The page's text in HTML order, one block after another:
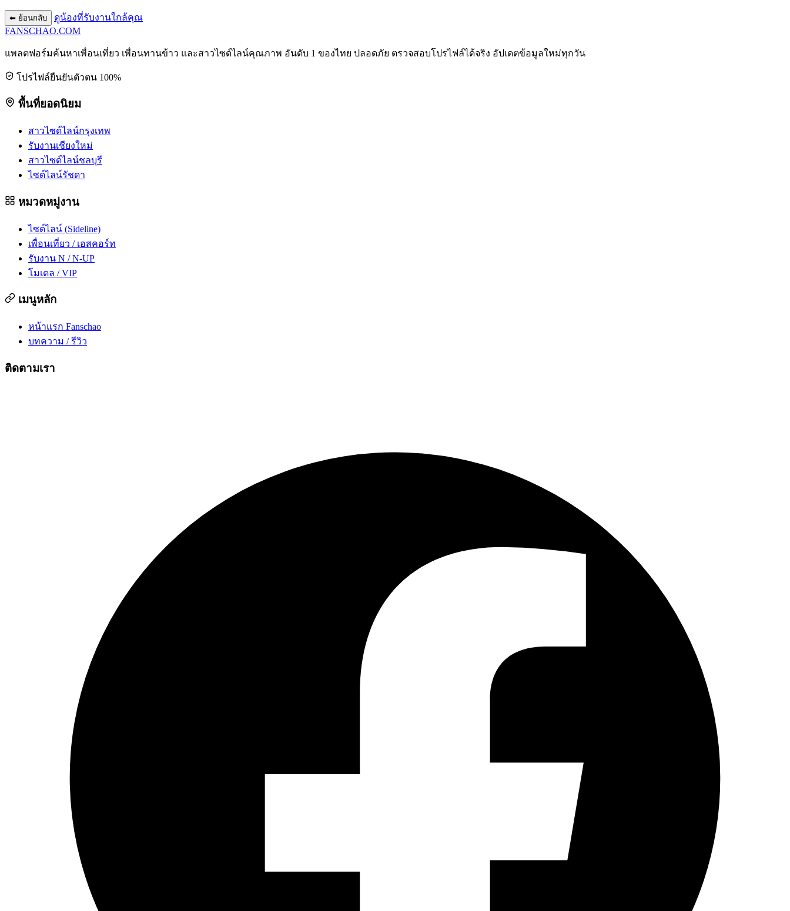
⬅ ย้อนกลับ
ดูน้องที่รับงานใกล้คุณ
FANSCHAO.COM
แพลตฟอร์มค้นหาเพื่อนเที่ยว เพื่อนทานข้าว และสาวไซด์ไลน์คุณภาพ อันดับ 1 ของไทย ปลอดภัย ตรวจสอบโปรไฟล์ได้จริง อัปเดตข้อมูลใหม่ทุกวัน
โปรไฟล์ยืนยันตัวตน 100%
พื้นที่ยอดนิยม
สาวไซด์ไลน์กรุงเทพ
รับงานเชียงใหม่
สาวไซด์ไลน์ชลบุรี
ไซด์ไลน์รัชดา
หมวดหมู่งาน
ไซด์ไลน์ (Sideline)
เพื่อนเที่ยว / เอสคอร์ท
รับงาน N / N-UP
โมเดล / VIP
เมนูหลัก
หน้าแรก Fanschao
บทความ / รีวิว
ติดตามเรา